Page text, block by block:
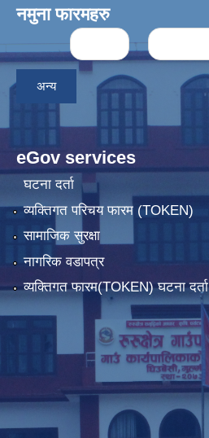
नमुना फारमहरु
Pages
अन्य
eGov services
घटना दर्ता
व्यक्तिगत परिचय फारम (TOKEN)
सामाजिक सुरक्षा
नागरिक वडापत्र
व्यक्तिगत फारम(TOKEN) घटना दर्ता